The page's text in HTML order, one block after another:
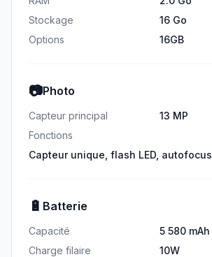
Stockage
16 Go
Options
16GB
📷Photo
Capteur principal
13 MP
Fonctions
Capteur unique, flash LED, autofocus
🔋 Batterie
Capacité
5 580 mAh
Charge filaire
10W